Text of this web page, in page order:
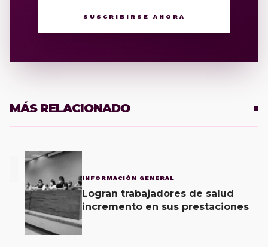
SUSCRIBIRSE AHORA
MÁS RELACIONADO
INFORMACIÓN GENERAL
Logran trabajadores de salud
incremento en sus prestaciones